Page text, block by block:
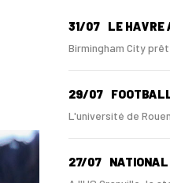
31/07 LE HAVRE
Birmingham City prêt
29/07
L'université de
27/07 NATIONAL